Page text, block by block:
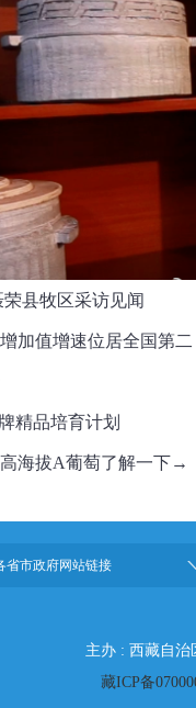
县牧区采访见闻
加值增速位居全国第二
精品培育计划
海拔A葡萄了解一下→
省市政府网站链接
主办 : 西藏自治
藏ICP备